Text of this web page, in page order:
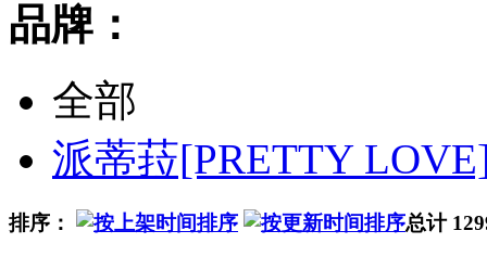
品牌：
全部
派蒂菈[PRETTY
排序： 总计